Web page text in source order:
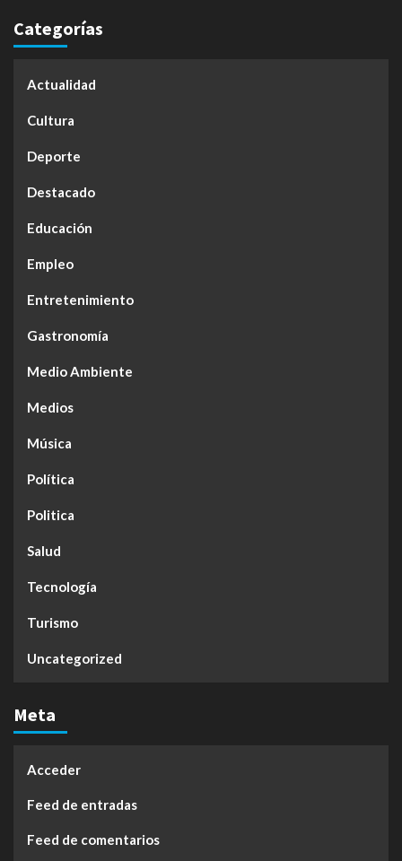
Categorías
Actualidad
Cultura
Deporte
Destacado
Educación
Empleo
Entretenimiento
Gastronomía
Medio Ambiente
Medios
Música
Política
Politica
Salud
Tecnología
Turismo
Uncategorized
Meta
Acceder
Feed de entradas
Feed de comentarios